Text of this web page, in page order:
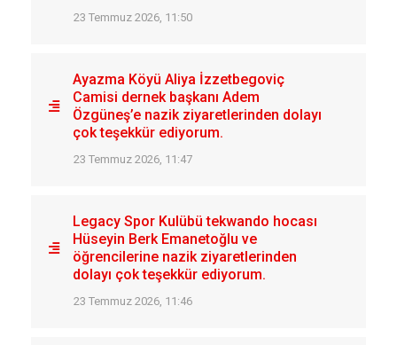
23 Temmuz 2026, 11:50
Ayazma Köyü Aliya İzzetbegoviç
Camisi dernek başkanı Adem
Özgüneş’e nazik ziyaretlerinden dolayı
çok teşekkür ediyorum.
23 Temmuz 2026, 11:47
Legacy Spor Kulübü tekwando hocası
Hüseyin Berk Emanetoğlu ve
öğrencilerine nazik ziyaretlerinden
dolayı çok teşekkür ediyorum.
23 Temmuz 2026, 11:46